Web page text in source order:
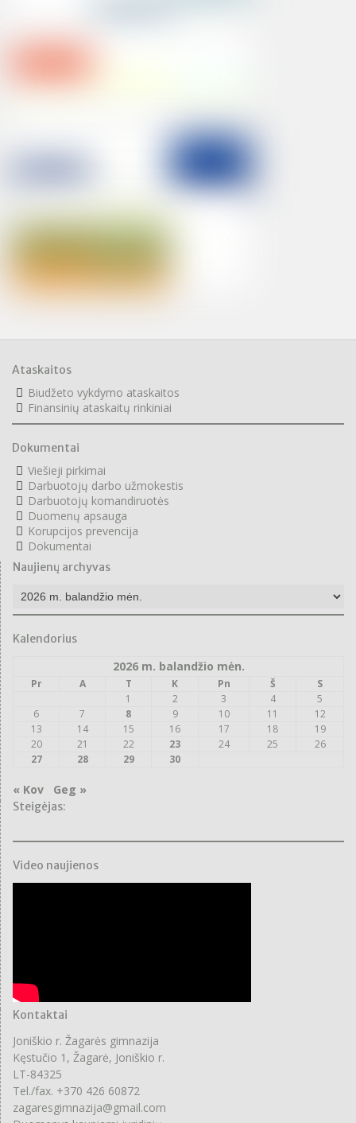
Ataskaitos
Biudžeto vykdymo ataskaitos
Finansinių ataskaitų rinkiniai
Dokumentai
Viešieji pirkimai
Darbuotojų darbo užmokestis
Darbuotojų komandiruotės
Duomenų apsauga
Korupcijos prevencija
Dokumentai
Naujienų archyvas
Naujienų
archyvas
Kalendorius
2026 m. balandžio mėn.
Pr A T K Pn Š
S
1
2 3 4
5
6
7 8 9 10 11
12
13
14 15 16 17 18
19
20
21 22 23 24 25
26
27
28 29 30
« Kov Geg »
Steigėjas:
Video naujienos
Kontaktai
Joniškio r. Žagarės gimnazija
Kęstučio 1, Žagarė, Joniškio r.
LT-84325
Tel./fax. +370 426 60872
zagaresgimnazija@gmail.com